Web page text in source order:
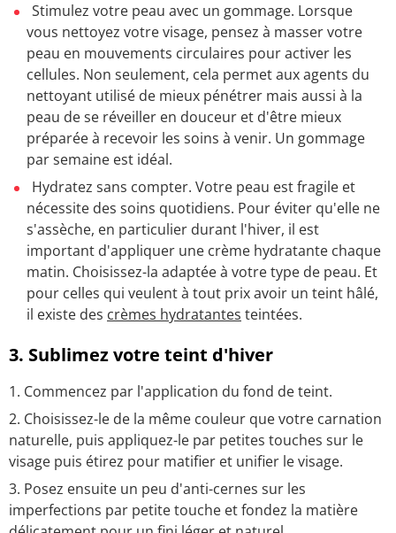
Stimulez votre peau avec un gommage. Lorsque
vous nettoyez votre visage, pensez à masser votre
peau en mouvements circulaires pour activer les
cellules. Non seulement, cela permet aux agents du
nettoyant utilisé de mieux pénétrer mais aussi à la
peau de se réveiller en douceur et d'être mieux
préparée à recevoir les soins à venir. Un gommage
par semaine est idéal.
Hydratez sans compter. Votre peau est fragile et
nécessite des soins quotidiens. Pour éviter qu'elle ne
s'assèche, en particulier durant l'hiver, il est
important d'appliquer une crème hydratante chaque
matin. Choisissez-la adaptée à votre type de peau. Et
pour celles qui veulent à tout prix avoir un teint hâlé,
il existe des crèmes hydratantes teintées.
3. Sublimez votre teint d'hiver
Commencez par l'application du fond de teint.
Choisissez-le de la même couleur que votre carnation
naturelle, puis appliquez-le par petites touches sur le
visage puis étirez pour matifier et unifier le visage.
Posez ensuite un peu d'anti-cernes sur les
imperfections par petite touche et fondez la matière